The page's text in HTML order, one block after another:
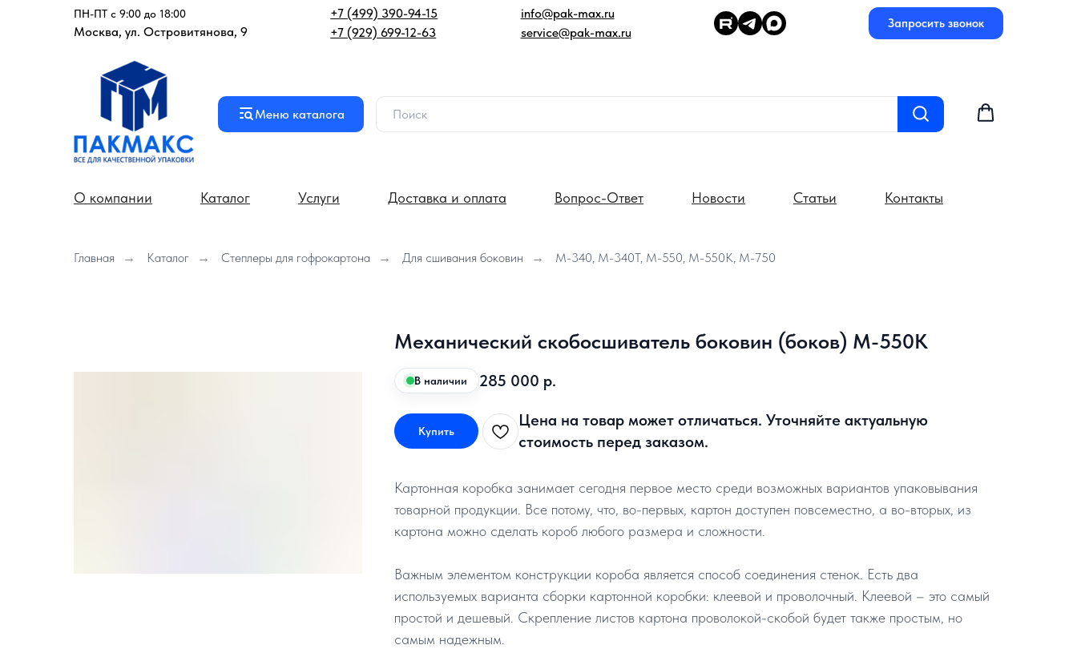
ПН-ПТ с 9:00 до 18:00
Москва, ул. Островитянова, 9
+7 (499) 390-94-15
+7 (929) 699-12-63
info@pak-max.ru
service@pak-max.ru
Запросить звонок
Меню каталога
О компании Каталог Услуги Доставка и оплата Вопрос-Ответ Новости Статьи Контакты
Главная → Каталог → Степлеры для гофрокартона → Для сшивания боковин → М-340, М-340Т, М-550, М-550К, М-750
Механический скобосшиватель боковин (боков) М-550К
В наличии 285 000 р.
Купить
Цена на товар может отличаться. Уточняйте актуальную
стоимость перед заказом.
Картонная коробка занимает сегодня первое место среди возможных вариантов упаковывания
товарной продукции. Все потому, что, во-первых, картон доступен повсеместно, а во-вторых, из
картона можно сделать короб любого размера и сложности.
Важным элементом конструкции короба является способ соединения стенок. Есть два
используемых варианта сборки картонной коробки: клеевой и проволочный. Клеевой – это самый
простой и дешевый. Скрепление листов картона проволокой-скобой будет также простым, но
самым надежным.